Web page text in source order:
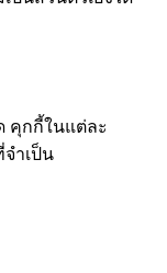
คุกกี้ในแต่ละ
ำเป็น